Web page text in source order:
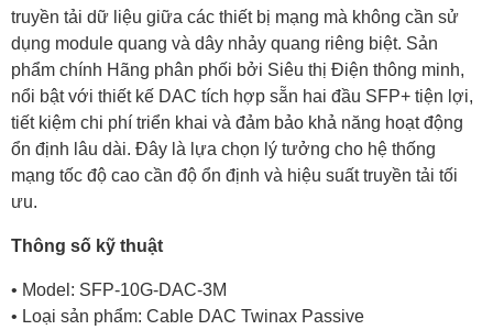
truyền tải dữ liệu giữa các thiết bị mạng mà không cần sử
dụng module quang và dây nhảy quang riêng biệt. Sản
phẩm chính Hãng phân phối bởi Siêu thị Điện thông minh,
nổi bật với thiết kế DAC tích hợp sẵn hai đầu SFP+ tiện lợi,
tiết kiệm chi phí triển khai và đảm bảo khả năng hoạt động
ổn định lâu dài. Đây là lựa chọn lý tưởng cho hệ thống
mạng tốc độ cao cần độ ổn định và hiệu suất truyền tải tối
ưu.
Thông số kỹ thuật
• Model: SFP-10G-DAC-3M
• Loại sản phẩm: Cable DAC Twinax Passive